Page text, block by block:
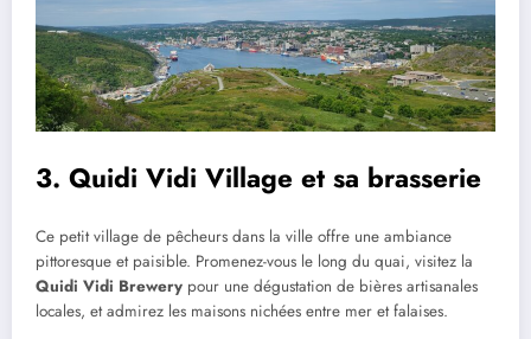
3. Quidi Vidi Village et sa brasserie
Ce petit village de pêcheurs dans la ville offre une ambiance
pittoresque et paisible. Promenez-vous le long du quai, visitez la
Quidi Vidi Brewery pour une dégustation de bières artisanales
locales, et admirez les maisons nichées entre mer et falaises.